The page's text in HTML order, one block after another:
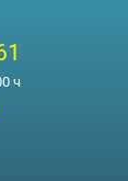
ч